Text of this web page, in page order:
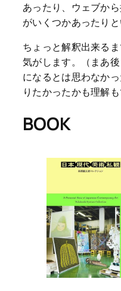
あったり、ウェブか
がいくつかあったり
ちょっと解釈出来る
気がします。（まあ
になるとは思わなか
りたかったかも理解
BOOK